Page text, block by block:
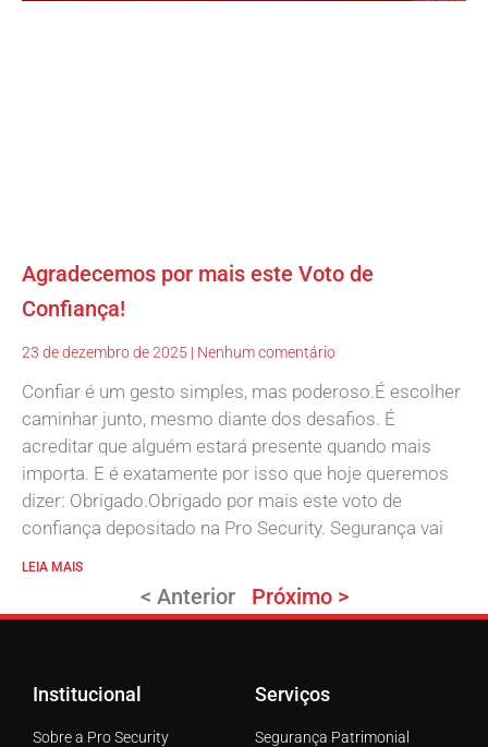
Agradecemos por mais este Voto de
Confiança!
23 de dezembro de 2025 Nenhum comentário
Confiar é um gesto simples, mas poderoso.É escolher
caminhar junto, mesmo diante dos desafios. É
acreditar que alguém estará presente quando mais
importa. E é exatamente por isso que hoje queremos
dizer: Obrigado.Obrigado por mais este voto de
confiança depositado na Pro Security. Segurança vai
LEIA MAIS
< Anterior Próximo >
Institucional
Sobre a Pro Security
Serviços
Segurança Patrimonial